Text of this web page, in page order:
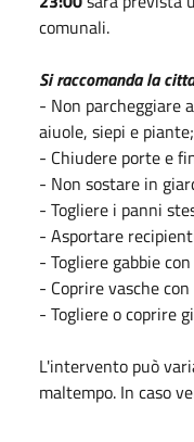
comunali.
Si raccomanda la
- Non parcheggiare
aiuole, siepi e piante;
- Chiudere porte e
- Non sostare in
- Togliere i panni
- Asportare
- Togliere gabbie
- Coprire vasche con
- Togliere o coprire
L'intervento può
maltempo. In caso